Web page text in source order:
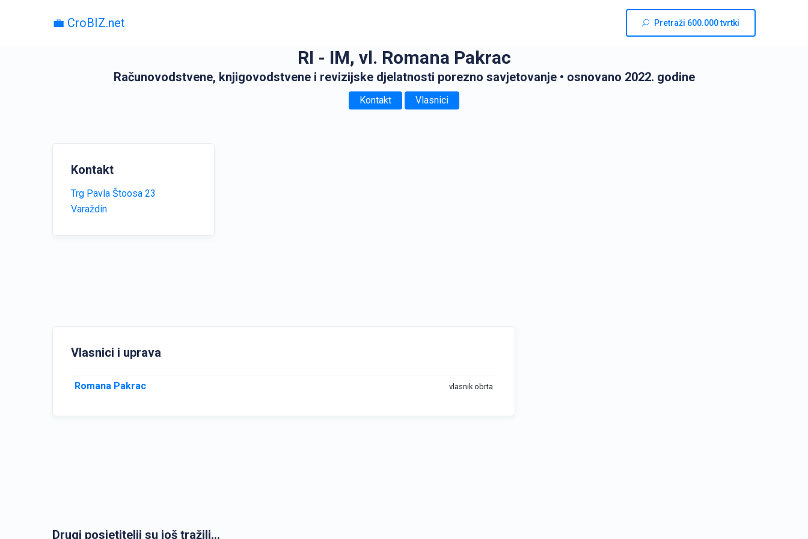
💼 CroBIZ.net Pretraži 600.000 tvrtki
RI - IM, vl. Romana Pakrac
Računovodstvene, knjigovodstvene i revizijske djelatnosti porezno savjetovanje • osnovano 2022. godine
Kontakt Vlasnici
Kontakt
Trg Pavla Štoosa 23
Varaždin
Vlasnici i uprava
Romana Pakrac vlasnik obrta
Drugi posjetitelji su još tražili...